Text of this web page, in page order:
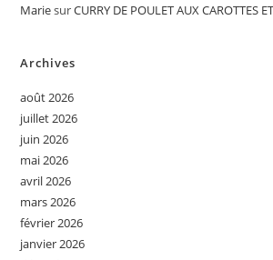
MariesurCURRY DE POULET AUX CAROTTES
Archives
août 2026
juillet 2026
juin 2026
mai 2026
avril 2026
mars 2026
février 2026
janvier 2026